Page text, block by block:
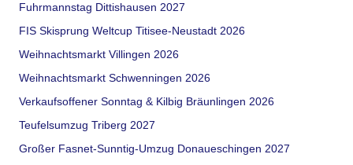
Fuhrmannstag Dittishausen 2027
FIS Skisprung Weltcup Titisee-Neustadt 2026
Weihnachtsmarkt Villingen 2026
Weihnachtsmarkt Schwenningen 2026
Verkaufsoffener Sonntag & Kilbig Bräunlingen 2026
Teufelsumzug Triberg 2027
Großer Fasnet-Sunntig-Umzug Donaueschingen 2027